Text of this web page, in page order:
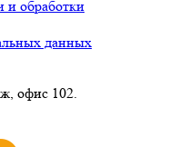
и обработки
данных
офис 102.